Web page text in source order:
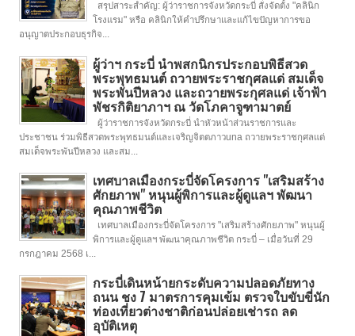
สรุปสาระสำคัญ: ผู้ว่าราชการจังหวัดกระบี่ สั่งจัดตั้ง "คลินิก
โรงแรม" หรือ คลินิกให้คำปรึกษาและแก้ไขปัญหาการขอ
อนุญาตประกอบธุรกิจ...
ผู้ว่าฯ กระบี่ นำพสกนิกรประกอบพิธีสวด
พระพุทธมนต์ ถวายพระราชกุศลแด่ สมเด็จ
พระพันปีหลวง และถวายพระกุศลแด่ เจ้าฟ้า
พัชรกิติยาภาฯ ณ วัดโภคาจูฑามาตย์
ผู้ว่าราชการจังหวัดกระบี่ นำหัวหน้าส่วนราชการและ
ประชาชน ร่วมพิธีสวดพระพุทธมนต์และเจริญจิตตภาวuna ถวายพระราชกุศลแด่
สมเด็จพระพันปีหลวง และสม...
เทศบาลเมืองกระบี่จัดโครงการ "เสริมสร้าง
ศักยภาพ" หนุนผู้พิการและผู้ดูแลฯ พัฒนา
คุณภาพชีวิต
เทศบาลเมืองกระบี่จัดโครงการ "เสริมสร้างศักยภาพ" หนุนผู้
พิการและผู้ดูแลฯ พัฒนาคุณภาพชีวิต กระบี่ – เมื่อวันที่ 29
กรกฎาคม 2568 เ...
กระบี่เดินหน้ายกระดับความปลอดภัยทาง
ถนน ชง 7 มาตรการคุมเข้ม ตรวจใบขับขี่นัก
ท่องเที่ยวต่างชาติก่อนปล่อยเช่ารถ ลด
อุบัติเหตุ